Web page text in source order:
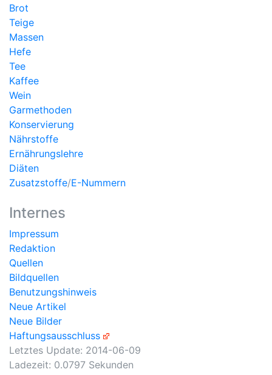
Brot
Teige
Massen
Hefe
Tee
Kaffee
Wein
Garmethoden
Konservierung
Nährstoffe
Ernährungslehre
Diäten
Zusatzstoffe/E-Nummern
Internes
Impressum
Redaktion
Quellen
Bildquellen
Benutzungshinweis
Neue Artikel
Neue Bilder
Haftungsausschluss
Letztes Update: 2014-06-09
Ladezeit: 0.0797 Sekunden